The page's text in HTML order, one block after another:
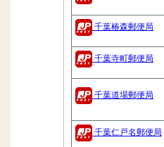
千葉椿森郵便局
千葉寺町郵便局
千葉道場郵便局
千葉仁戸名郵便局